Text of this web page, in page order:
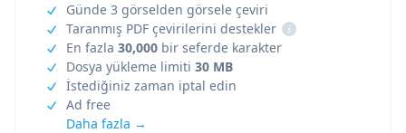
Günde 3 görselden görsele çeviri
Taranmış PDF çevirilerini destekler
i
En fazla 30,000 bir seferde karakter
Dosya yükleme limiti 30 MB
İstediğiniz zaman iptal edin
Ad free
Daha fazla →